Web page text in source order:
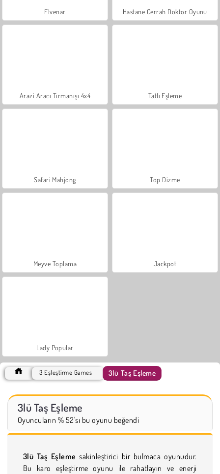
Elvenar Hastane Cerrah Doktor Oyunu
Arazi Aracı Tırmanışı 4x4 Tatlı Eşleme
Safari Mahjong Top Dizme
Meyve Toplama Jackpot
Lady Popular
3 Eşleştirme Games 3lü Taş Eşleme
3lü Taş Eşleme
Oyuncuların % 52'sı bu oyunu beğendi
3lü Taş Eşlemesakinleştirici bir bulmaca oyunudur.
Bu karo eşleştirme oyunu ile rahatlayın ve enerji